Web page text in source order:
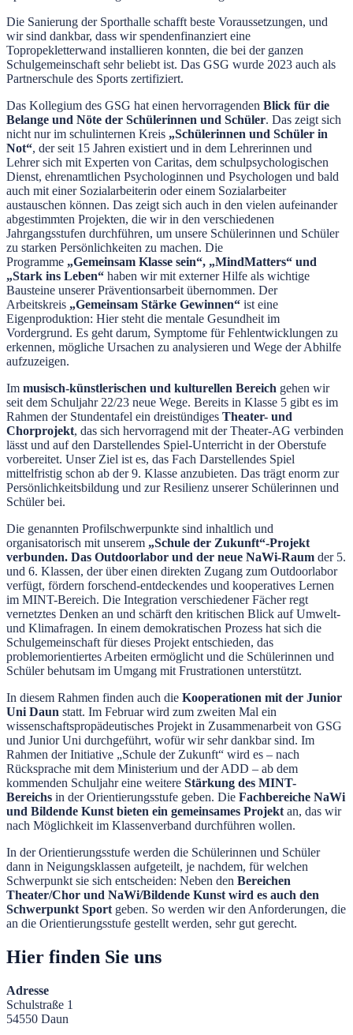
Die Sanierung der Sporthalle schafft beste Voraussetzungen, und
wir sind dankbar, dass wir spendenfinanziert eine
Topropekletterwand installieren konnten, die bei der ganzen
Schulgemeinschaft sehr beliebt ist. Das GSG wurde 2023 auch als
Partnerschule des Sports zertifiziert.
Das Kollegium des GSG hat einen hervorragenden Blick für die
Belange und Nöte der Schülerinnen und Schüler. Das zeigt sich
nicht nur im schulinternen Kreis „Schülerinnen und Schüler in
Not“, der seit 15 Jahren existiert und in dem Lehrerinnen und
Lehrer sich mit Experten von Caritas, dem schulpsychologischen
Dienst, ehrenamtlichen Psychologinnen und Psychologen und bald
auch mit einer Sozialarbeiterin oder einem Sozialarbeiter
austauschen können. Das zeigt sich auch in den vielen aufeinander
abgestimmten Projekten, die wir in den verschiedenen
Jahrgangsstufen durchführen, um unsere Schülerinnen und Schüler
zu starken Persönlichkeiten zu machen. Die
Programme „Gemeinsam Klasse sein“, „MindMatters“ und
„Stark ins Leben“ haben wir mit externer Hilfe als wichtige
Bausteine unserer Präventionsarbeit übernommen. Der
Arbeitskreis „Gemeinsam Stärke Gewinnen“ ist eine
Eigenproduktion: Hier steht die mentale Gesundheit im
Vordergrund. Es geht darum, Symptome für Fehlentwicklungen zu
erkennen, mögliche Ursachen zu analysieren und Wege der Abhilfe
aufzuzeigen.
Im musisch-künstlerischen und kulturellen Bereich gehen wir
seit dem Schuljahr 22/23 neue Wege. Bereits in Klasse 5 gibt es im
Rahmen der Stundentafel ein dreistündiges Theater- und
Chorprojekt, das sich hervorragend mit der Theater-AG verbinden
lässt und auf den Darstellendes Spiel-Unterricht in der Oberstufe
vorbereitet. Unser Ziel ist es, das Fach Darstellendes Spiel
mittelfristig schon ab der 9. Klasse anzubieten. Das trägt enorm zur
Persönlichkeitsbildung und zur Resilienz unserer Schülerinnen und
Schüler bei.
Die genannten Profilschwerpunkte sind inhaltlich und
organisatorisch mit unserem „Schule der Zukunft“-Projekt
verbunden. Das Outdoorlabor und der neue NaWi-Raum der 5.
und 6. Klassen, der über einen direkten Zugang zum Outdoorlabor
verfügt, fördern forschend-entdeckendes und kooperatives Lernen
im MINT-Bereich. Die Integration verschiedener Fächer regt
vernetztes Denken an und schärft den kritischen Blick auf Umwelt-
und Klimafragen. In einem demokratischen Prozess hat sich die
Schulgemeinschaft für dieses Projekt entschieden, das
problemorientiertes Arbeiten ermöglicht und die Schülerinnen und
Schüler behutsam im Umgang mit Frustrationen unterstützt.
In diesem Rahmen finden auch die Kooperationen mit der Junior
Uni Daun statt. Im Februar wird zum zweiten Mal ein
wissenschaftspropädeutisches Projekt in Zusammenarbeit von GSG
und Junior Uni durchgeführt, wofür wir sehr dankbar sind. Im
Rahmen der Initiative „Schule der Zukunft“ wird es – nach
Rücksprache mit dem Ministerium und der ADD – ab dem
kommenden Schuljahr eine weitere Stärkung des MINT-
Bereichs in der Orientierungsstufe geben. Die Fachbereiche NaWi
und Bildende Kunst bieten ein gemeinsames Projekt an, das wir
nach Möglichkeit im Klassenverband durchführen wollen.
In der Orientierungsstufe werden die Schülerinnen und Schüler
dann in Neigungsklassen aufgeteilt, je nachdem, für welchen
Schwerpunkt sie sich entscheiden: Neben den Bereichen
Theater/Chor und NaWi/Bildende Kunst wird es auch den
Schwerpunkt Sport geben. So werden wir den Anforderungen, die
an die Orientierungsstufe gestellt werden, sehr gut gerecht.
Hier finden Sie uns
Adresse
Schulstraße 1
54550 Daun